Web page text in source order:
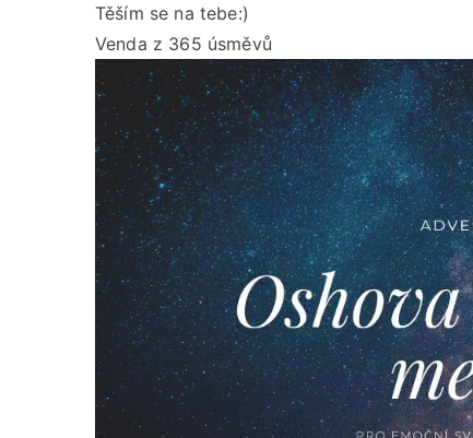
Těším se na tebe:)
Venda z 365 úsměvů